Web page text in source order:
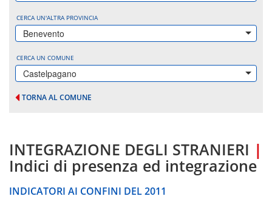
CERCA UN'ALTRA PROVINCIA
Benevento
CERCA UN COMUNE
Castelpagano
TORNA AL COMUNE
INTEGRAZIONE DEGLI STRANIERI |
Indici di presenza ed integrazione
INDICATORI AI CONFINI DEL 2011